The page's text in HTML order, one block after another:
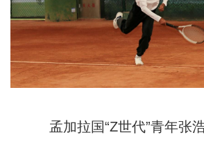
孟加拉国“Z世代”青年张